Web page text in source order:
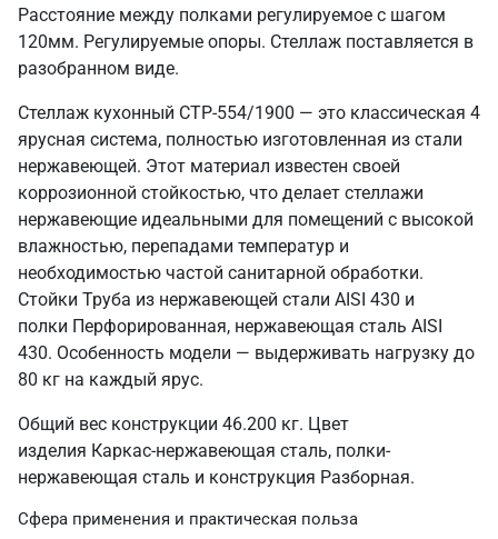
Расстояние между полками регулируемое с шагом
120мм. Регулируемые опоры. Стеллаж поставляется в
разобранном виде.
Стеллаж кухонный СТР-554/1900 — это классическая 4
ярусная система, полностью изготовленная из стали
нержавеющей. Этот материал известен своей
коррозионной стойкостью, что делает стеллажи
нержавеющие идеальными для помещений с высокой
влажностью, перепадами температур и
необходимостью частой санитарной обработки.
Стойки Труба из нержавеющей стали AISI 430 и
полки Перфорированная, нержавеющая сталь AISI
430. Особенность модели — выдерживать нагрузку до
80 кг на каждый ярус.
Общий вес конструкции 46.200 кг. Цвет
изделия Каркас-нержавеющая сталь, полки-
нержавеющая сталь и конструкция Разборная.
Сфера применения и практическая польза